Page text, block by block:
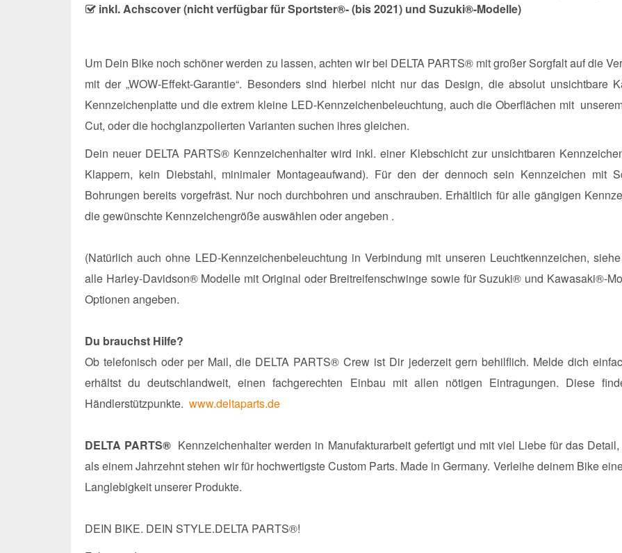
inkl. Achscover (nicht verfügbar für Sportster®- (bis 2021) und Suzuki®-Modelle)
Um Dein Bike noch schöner werden zu lassen, achten wir bei DELTA PARTS® mit großer Sorgfalt auf die
mit der „WOW-Effekt-Garantie“. Besonders sind hierbei nicht nur das Design, die absolut unsichtbare
Kennzeichenplatte und die extrem kleine LED-Kennzeichenbeleuchtung, auch die Oberflächen mit
Cut, oder die hochglanzpolierten Varianten suchen ihres gleichen.
Dein neuer DELTA PARTS® Kennzeichenhalter wird inkl. einer Klebschicht zur unsichtbaren
Klappern, kein Diebstahl, minimaler Montageaufwand). Für den der dennoch sein Kennzeichen mit
Bohrungen bereits vorgefräst. Nur noch durchbohren und anschrauben. Erhältlich für alle gängigen
die gewünschte Kennzeichengröße auswählen oder angeben .
(Natürlich auch ohne LED-Kennzeichenbeleuchtung in Verbindung mit unseren Leuchtkennzeichen,
alle Harley-Davidson® Modelle mit Original oder Breitreifenschwinge sowie für Suzuki® und Kawasaki®-
Optionen angeben.
Du brauchst Hilfe?
Ob telefonisch oder per Mail, die DELTA PARTS® Crew ist Dir jederzeit gern behilflich. Melde dich
erhältst du deutschlandweit, einen fachgerechten Einbau mit allen nötigen Eintragungen. Diese
Händlerstützpunkte. www.deltaparts.de
DELTA PARTS® Kennzeichenhalter werden in Manufakturarbeit gefertigt und mit viel Liebe für das
als einem Jahrzehnt stehen wir für hochwertigste Custom Parts. Made in Germany. Verleihe deinem Bike
Langlebigkeit unserer Produkte.
DEIN BIKE. DEIN STYLE.DELTA PARTS®!